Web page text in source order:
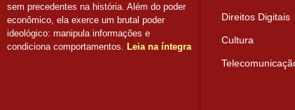
sem precedentes na história. Além do poder
econômico, ela exerce um brutal poder
ideológico: manipula informações e
condiciona comportamentos.
Leia na íntegra
Direitos Digitais
Cultura